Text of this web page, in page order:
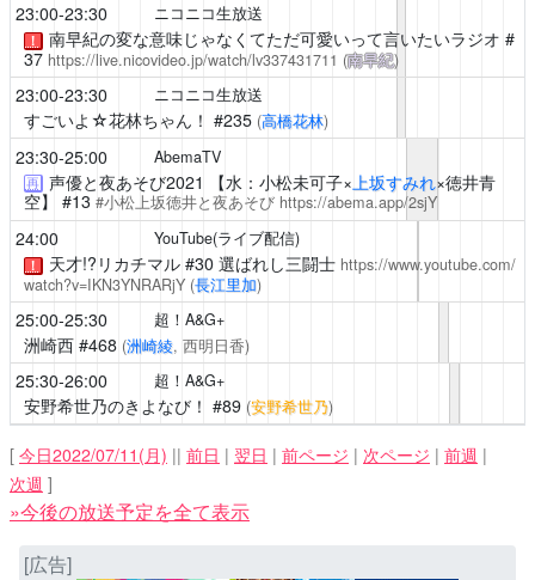
23:00-23:30 ニコニコ生放送
！ 南早紀の変な意味じゃなくてただ可愛いって言いたいラジオ #
37 https://live.nicovideo.jp/watch/lv337431711 (南早紀)
23:00-23:30 ニコニコ生放送
すごいよ☆花林ちゃん！ #235 (高橋花林)
23:30-25:00 AbemaTV
再 声優と夜あそび2021 【水：小松未可子× 上坂すみれ×徳井青
空】 #13 #小松上坂徳井と夜あそび https://abema.app/2sjY
24:00 YouTube(ライブ配信)
！ 天才!?リカチマル#30 選ばれし三闘士 https://www.youtube.com/
watch?v=IKN3YNRARjY (長江里加)
25:00-25:30 超！A&G+
洲崎西#468 (洲崎綾, 西明日香)
25:30-26:00 超！A&G+
安野希世乃のきよなび！ #89 (安野希世乃)
[ 今日2022/07/11(月) || 前日 | 翌日 | 前ページ | 次ページ | 前週 |
次週 ]
»今後の放送予定を全て表示
[広告]